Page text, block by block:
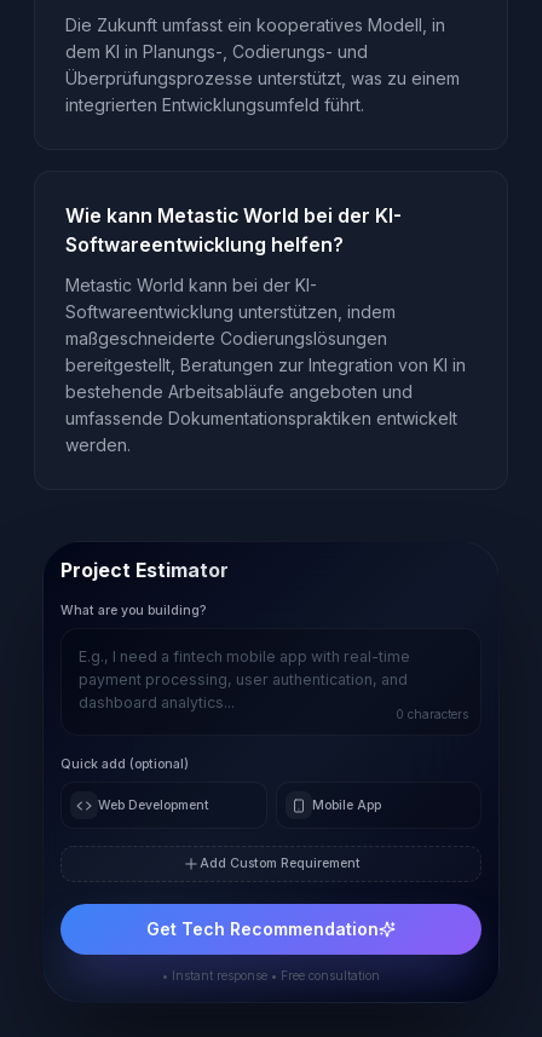
Die Zukunft umfasst ein kooperatives Modell, in
dem KI in Planungs-, Codierungs- und
Überprüfungsprozesse unterstützt, was zu einem
integrierten Entwicklungsumfeld führt.
Wie kann Metastic World bei der KI-
Softwareentwicklung helfen?
Metastic World kann bei der KI-
Softwareentwicklung unterstützen, indem
maßgeschneiderte Codierungslösungen
bereitgestellt, Beratungen zur Integration von KI in
bestehende Arbeitsabläufe angeboten und
umfassende Dokumentationspraktiken entwickelt
werden.
Project Estimator
What are you building?
0 characters
Quick add (optional)
Web Development Mobile App
Add Custom Requirement
Get Tech Recommendation
• Instant response • Free consultation